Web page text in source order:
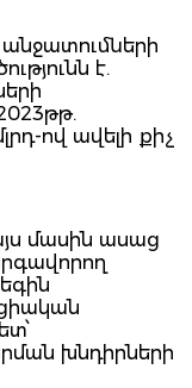
է.
ով ավելի քիչ
մասին ասաց
խնդիրների